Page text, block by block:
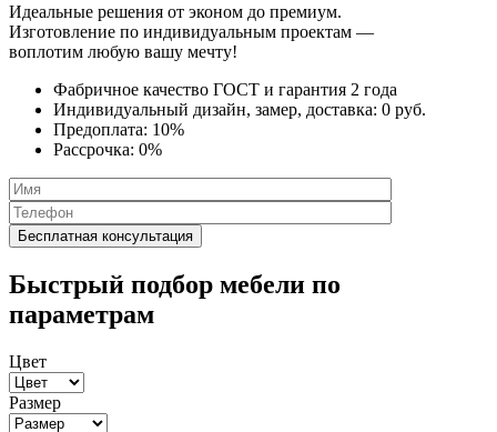
Идеальные решения от эконом до премиум.
Изготовление по индивидуальным проектам —
воплотим любую вашу мечту!
Фабричное качество ГОСТ и гарантия 2 года
Индивидуальный дизайн, замер, доставка: 0 руб.
Предоплата: 10%
Рассрочка: 0%
Быстрый подбор мебели по
параметрам
Цвет
Размер